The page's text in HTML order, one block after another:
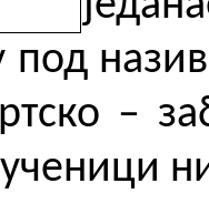
под
–